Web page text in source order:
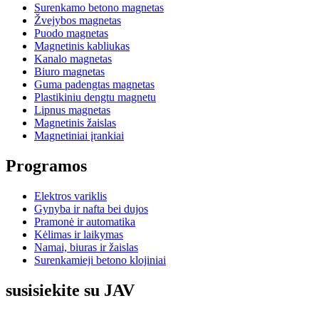
Surenkamo betono magnetas
Žvejybos magnetas
Puodo magnetas
Magnetinis kabliukas
Kanalo magnetas
Biuro magnetas
Guma padengtas magnetas
Plastikiniu dengtu magnetu
Lipnus magnetas
Magnetinis žaislas
Magnetiniai įrankiai
Programos
Elektros variklis
Gynyba ir nafta bei dujos
Pramonė ir automatika
Kėlimas ir laikymas
Namai, biuras ir žaislas
Surenkamieji betono klojiniai
susisiekite su JAV